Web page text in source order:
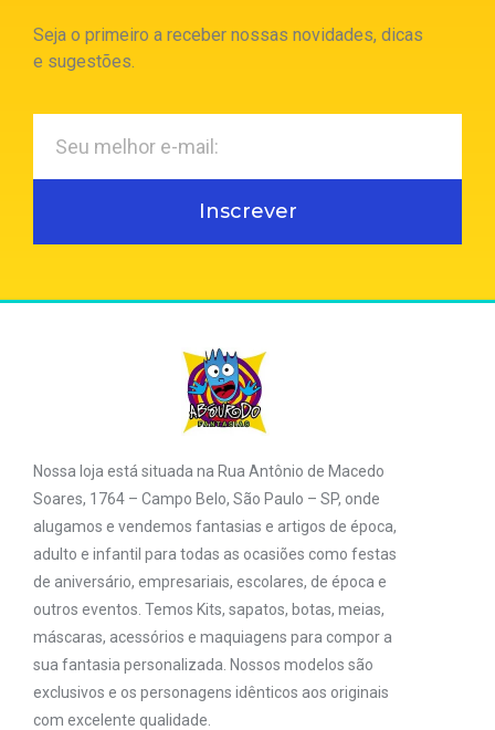
Seja o primeiro a receber nossas novidades, dicas
e sugestões.
Inscrever
Nossa loja está situada na Rua Antônio de Macedo
Soares, 1764 – Campo Belo, São Paulo – SP, onde
alugamos e vendemos fantasias e artigos de época,
adulto e infantil para todas as ocasiões como festas
de aniversário, empresariais, escolares, de época e
outros eventos. Temos Kits, sapatos, botas, meias,
máscaras, acessórios e maquiagens para compor a
sua fantasia personalizada. Nossos modelos são
exclusivos e os personagens idênticos aos originais
com excelente qualidade.